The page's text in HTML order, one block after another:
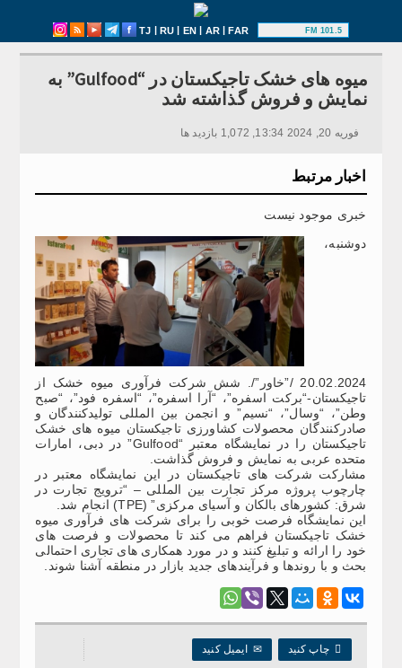
TJ | RU | EN | AR|FAR 101.5 FM
میوه های خشک تاجیکستان در “Gulfood” به
نمایش و فروش گذاشته شد
فوریه 20, 2024 13:34, 1,072 بازدید ها
اخبار مرتبط
خبری موجود نیست
دوشنبه،
20.02.2024 /”خاور”/. شش شرکت فرآوری میوه خشک از
تاجیکستان-“برکت اسفره”، “آرا اسفره”، “اسفره فود”، “صبح
وطن”، “وسال”، “نسیم” و انجمن بین المللی تولیدکنندگان و
صادرکنندگان محصولات کشاورزی تاجیکستان میوه های خشک
تاجیکستان را در نمایشگاه معتبر “Gulfood” در دبی، امارات
متحده عربی به نمایش و فروش گذاشت.
مشارکت شرکت های تاجیکستان در این نمایشگاه معتبر در
چارچوب پروژه مرکز تجارت بین المللی – “ترویج تجارت در
شرق: کشورهای بالکان و آسیای مرکزی” (TPE) انجام شد.
این نمایشگاه فرصت خوبی را برای شرکت های فرآوری میوه
خشک تاجیکستان فراهم می کند تا محصولات و فرصت های
خود را ارائه و تبلیغ کنند و در مورد همکاری های تجاری احتمالی
بحث و با روندها و فرآیندهای جدید بازار در منطقه آشنا شوند.
 چاپ کنید ✉ایمیل کنید